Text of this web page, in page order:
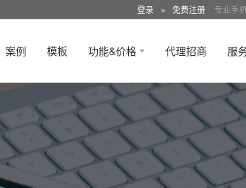
登录 ● 免费注册 专业手
案例 模板 功能&价格 代理招商 服